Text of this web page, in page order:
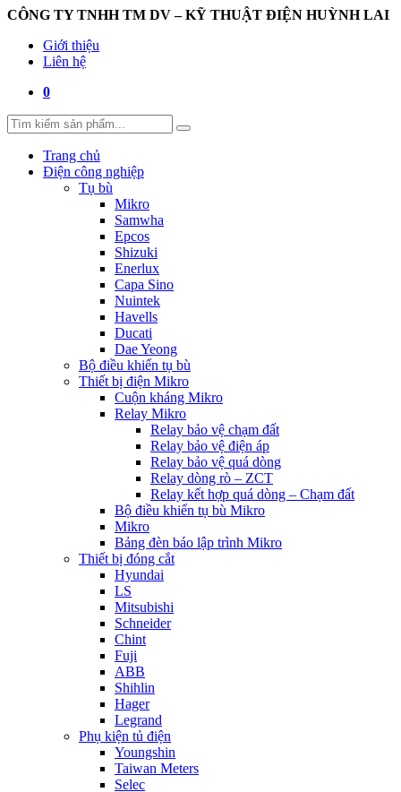
CÔNG TY TNHH TM DV – KỸ THUẬT ĐIỆN HUỲNH LAI
Giới thiệu
Liên hệ
0
Trang chủ
Điện công nghiệp
Tụ bù
Mikro
Samwha
Epcos
Shizuki
Enerlux
Capa Sino
Nuintek
Havells
Ducati
Dae Yeong
Bộ điều khiển tụ bù
Thiết bị điện Mikro
Cuộn kháng Mikro
Relay Mikro
Relay bảo vệ chạm đất
Relay bảo vệ điện áp
Relay bảo vệ quá dòng
Relay dòng rò – ZCT
Relay kết hợp quá dòng – Chạm đất
Bộ điều khiển tụ bù Mikro
Mikro
Bảng đèn báo lập trình Mikro
Thiết bị đóng cắt
Hyundai
LS
Mitsubishi
Schneider
Chint
Fuji
ABB
Shihlin
Hager
Legrand
Phụ kiện tủ điện
Youngshin
Taiwan Meters
Selec